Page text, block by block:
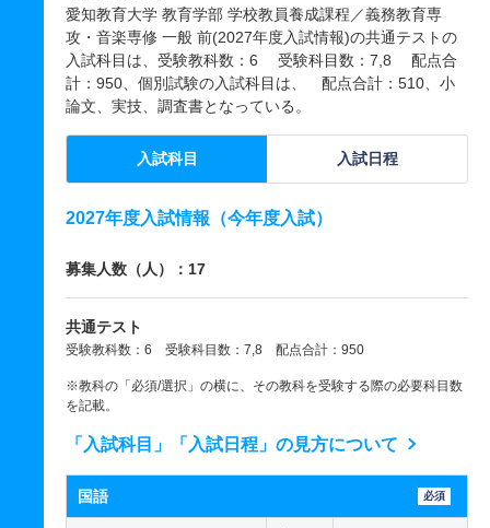
愛知教育大学 教育学部 学校教員養成課程／義務教育専
攻・音楽専修 一般 前(2027年度入試情報)の共通テストの
入試科目は、受験教科数：6 受験科目数：7,8 配点合
計：950、個別試験の入試科目は、 配点合計：510、小
論文、実技、調査書となっている。
入試科目 入試日程
2027年度入試情報（今年度入試）
募集人数（人）：17
共通テスト
受験教科数：6 受験科目数：7,8 配点合計：950
※教科の「必須/選択」の横に、その教科を受験する際の必要科目数
を記載。
「入試科目」「入試日程」の見方について
国語 必須